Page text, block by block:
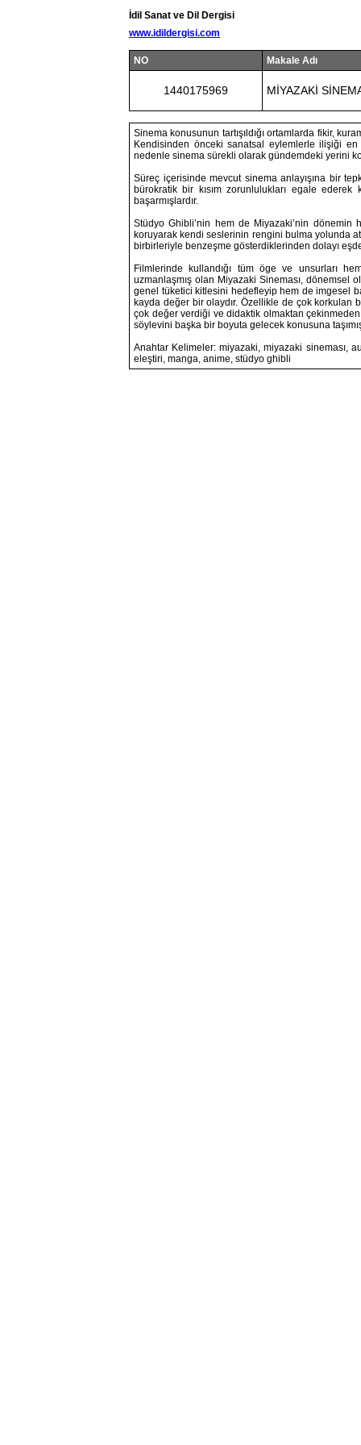
İdil Sanat ve Dil Dergisi
www.idildergisi.com
NO Makale Adı
1440175969 MİYAZAKİ
Sinema konusunun tartışıldığı ortamlarda fikir,
Kendisinden önceki sanatsal eylemlerle ilişiği en
nedenle sinema sürekli olarak gündemdeki yerini
Süreç içerisinde mevcut sinema anlayışına bir
bürokratik bir kısım zorunlulukları egale ederek
başarmışlardır.
Stüdyo Ghibli’nin hem de Miyazaki’nin dönemin
koruyarak kendi seslerinin rengini bulma yolunda
birbirleriyle benzeşme gösterdiklerinden dolayı
Filmlerinde kullandığı tüm öge ve unsurları
uzmanlaşmış olan Miyazaki Sineması, dönemsel
genel tüketici kitlesini hedefleyip hem de imgesel
kayda değer bir olaydır. Özellikle de çok
çok değer verdiği ve didaktik olmaktan
söylevini başka bir boyuta gelecek konusuna
Anahtar Kelimeler: miyazaki, miyazaki sineması,
eleştiri, manga, anime, stüdyo ghibli